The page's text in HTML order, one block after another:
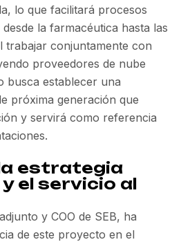
lo que facilitará procesos
la farmacéutica hasta las
trabajar conjuntamente con
proveedores de nube
busca establecer una
próxima generación que
y servirá como referencia
estrategia
el servicio al
y COO de SEB, ha
de este proyecto en el